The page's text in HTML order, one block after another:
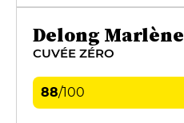
Delong Marlène
CUVÉE ZÉRO
88/100